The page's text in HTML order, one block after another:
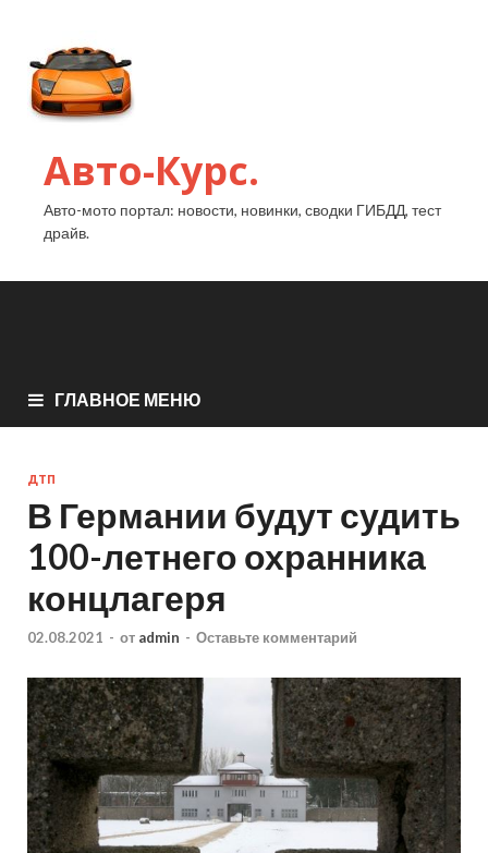
Авто-Курс.
Авто-мото портал: новости, новинки, сводки ГИБДД, тест
драйв.
ГЛАВНОЕ МЕНЮ
ДТП
В Германии будут судить
100-летнего охранника
концлагеря
02.08.2021 - от admin - Оставьте комментарий